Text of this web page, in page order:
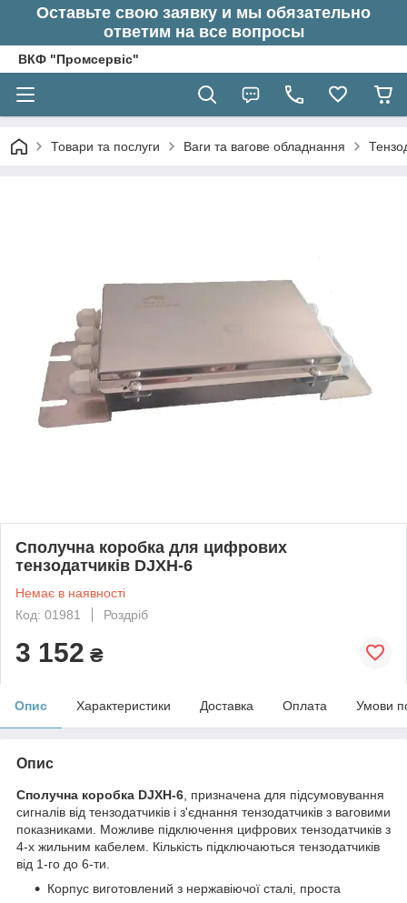
Оставьте свою заявку и мы обязательно
ответим на все вопросы
ВКФ "Промсервіс"
Товари та послуги Ваги та вагове обладнання
Сполучна коробка для цифрових
тензодатчиків DJXH-6
Немає в наявності
Код: 01981
Роздріб
3 152 ₴
Опис Характеристики Доставка Оплата Умови
Опис
Сполучна коробка DJXH-6 , призначена для підсумовування
сигналів від тензодатчиків і з'єднання тензодатчиків з ваговими
показниками. Можливе підключення цифрових тензодатчиків з
4-х жильним кабелем. Кількість підключаються тензодатчиків
від 1-го до 6-ти.
Корпус виготовлений з нержавіючої сталі, проста